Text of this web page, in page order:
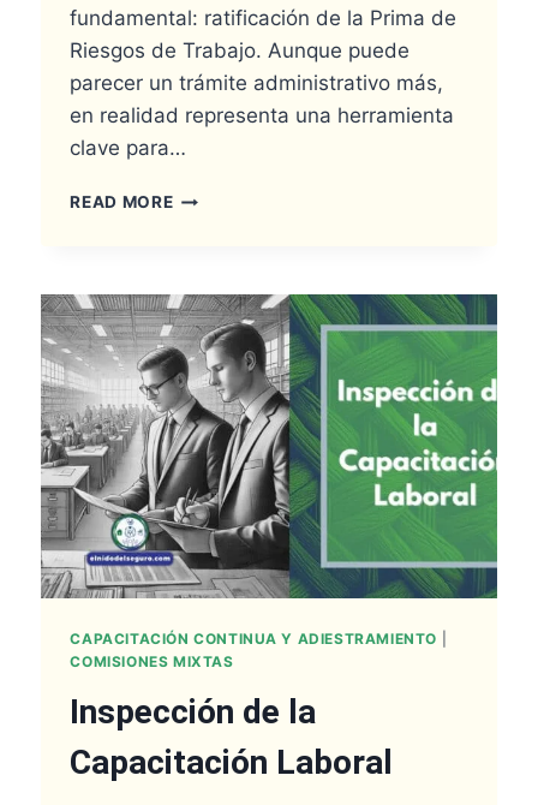
fundamental: ratificación de la Prima de
Riesgos de Trabajo. Aunque puede
parecer un trámite administrativo más,
en realidad representa una herramienta
clave para…
READ MORERATIFICACIÓN
DE
RIESGOS
DE
TRABAJO
CAPACITACIÓN CONTINUA Y ADIESTRAMIENTO
COMISIONES MIXTAS
Inspección de la
Capacitación Laboral